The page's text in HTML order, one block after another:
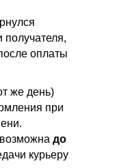
получателя,
оплаты
же день)
при
до
курьеру